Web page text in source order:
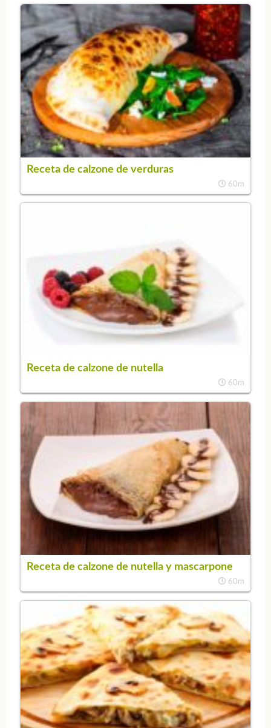
Receta de calzone de verduras
60m
Receta de calzone de nutella
60m
Receta de calzone de nutella y mascarpone
60m